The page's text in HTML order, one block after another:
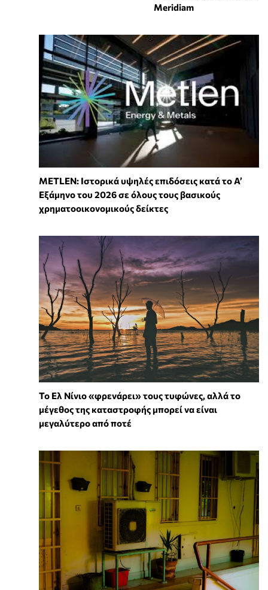
Meridiam
METLEN: Ιστορικά υψηλές επιδόσεις κατά το Α’
Εξάμηνο του 2026 σε όλους τους βασικούς
χρηματοοικονομικούς δείκτες
Το Ελ Νίνιο «φρενάρει» τους τυφώνες, αλλά το
μέγεθος της καταστροφής μπορεί να είναι
μεγαλύτερο από ποτέ